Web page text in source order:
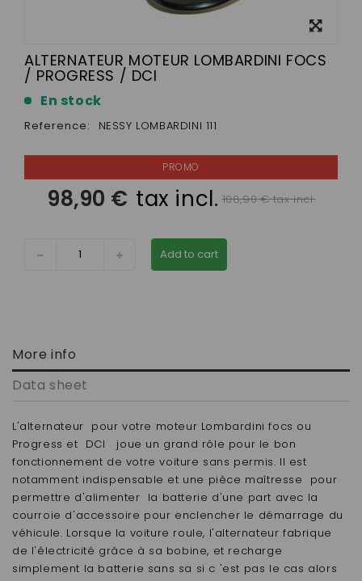
ALTERNATEUR MOTEUR LOMBARDINI FOCS
/ PROGRESS / DCI
En stock
Reference: NESSY LOMBARDINI 111
98,90 € tax incl. 108,90 € tax incl.
Add to cart
More info
Data sheet
L'alternateur pour votre moteur Lombardini focs ou
Progress et DCI joue un grand rôle pour le bon
fonctionnement de votre voiture sans permis. Il est
notamment indispensable et une pièce maîtresse pour
permettre d'alimenter la batterie d'une part avec la
courroie d'accessoire pour enclencher le démarrage du
véhicule. Lorsque la voiture roule, l'alternateur fabrique
de l'électricité grâce à sa bobine, et recharge
simplement la batterie sans sa si c 'est pas le cas alors